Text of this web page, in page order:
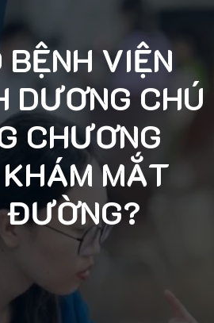
VIỆN
DƯƠNG CHÚ
CHƯƠNG
MẮT
ĐƯỜNG?